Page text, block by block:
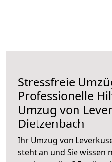
Stressfreie
Professionelle
Umzug von
Dietzenbach
Ihr Umzug von
steht an und Sie wissen